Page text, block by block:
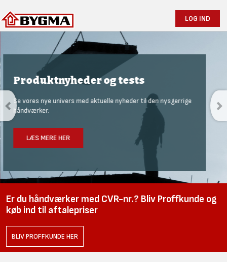
LOG IND
Produktnyheder og tests
Se vores nye univers med aktuelle nyheder til den nysgerrige
håndværker.
LÆS MERE HER
Er du håndværker med CVR-nr.? Bliv Proffkunde og
køb ind til aftalepriser
BLIV PROFFKUNDE HER